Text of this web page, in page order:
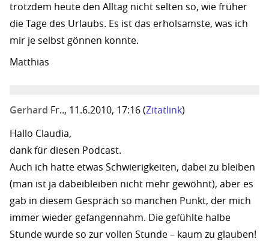
trotzdem heute den Alltag nicht selten so, wie früher
die Tage des Urlaubs. Es ist das erholsamste, was ich
mir je selbst gönnen konnte.
Matthias
Gerhard Fr.., 11.6.2010, 17:16 (Zitatlink)
Hallo Claudia,
dank für diesen Podcast.
Auch ich hatte etwas Schwierigkeiten, dabei zu bleiben
(man ist ja dabeibleiben nicht mehr gewöhnt), aber es
gab in diesem Gespräch so manchen Punkt, der mich
immer wieder gefangennahm. Die gefühlte halbe
Stunde wurde so zur vollen Stunde – kaum zu glauben!